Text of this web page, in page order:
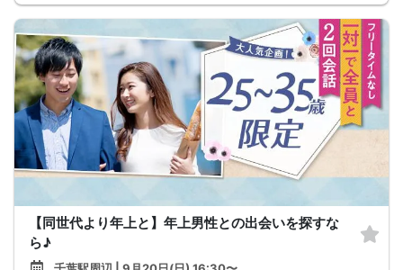
【同世代より年上と】年上男性との出会いを探すな
ら♪